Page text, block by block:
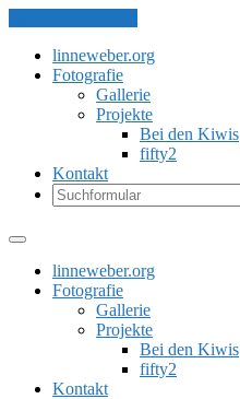
linneweber.org
Fotografie
Gallerie
Projekte
Bei den Kiwis
fifty2
Kontakt
linneweber.org
Fotografie
Gallerie
Projekte
Bei den Kiwis
fifty2
Kontakt